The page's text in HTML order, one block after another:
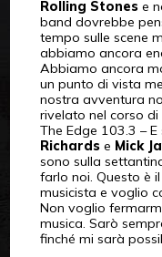
Rolling Stonese
band dovrebbe
tempo sulle scene
abbiamo ancora
Abbiamo ancora
un punto di vista
nostra avventura
rivelato nel corso di
The Edge 103.3 –
Richardse Mick
sono sulla
farlo noi. Questo è
musicista e voglio
Non voglio
musica. Sarò
finché mi sarà